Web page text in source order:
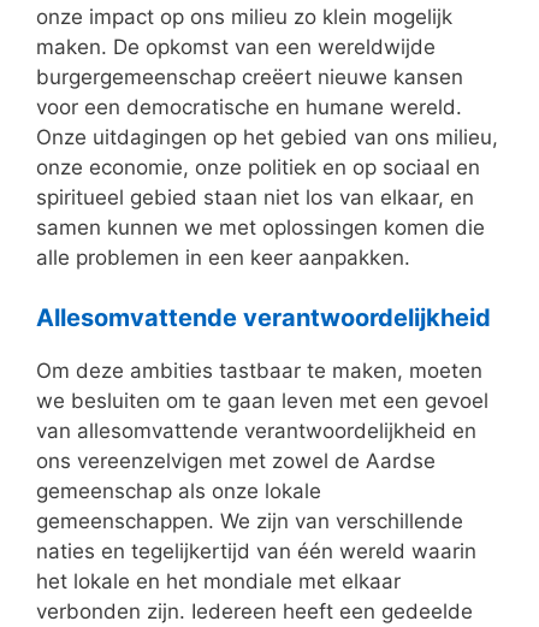
onze impact op ons milieu zo klein mogelijk
maken. De opkomst van een wereldwijde
burgergemeenschap creëert nieuwe kansen
voor een democratische en humane wereld.
Onze uitdagingen op het gebied van ons milieu,
onze economie, onze politiek en op sociaal en
spiritueel gebied staan niet los van elkaar, en
samen kunnen we met oplossingen komen die
alle problemen in een keer aanpakken.
Allesomvattende verantwoordelijkheid
Om deze ambities tastbaar te maken, moeten
we besluiten om te gaan leven met een gevoel
van allesomvattende verantwoordelijkheid en
ons vereenzelvigen met zowel de Aardse
gemeenschap als onze lokale
gemeenschappen. We zijn van verschillende
naties en tegelijkertijd van één wereld waarin
het lokale en het mondiale met elkaar
verbonden zijn. Iedereen heeft een gedeelde